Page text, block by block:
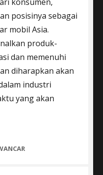
posisinya sebagai
mobil Asia.
produk-
dan memenuhi
diharapkan akan
industri
yang akan